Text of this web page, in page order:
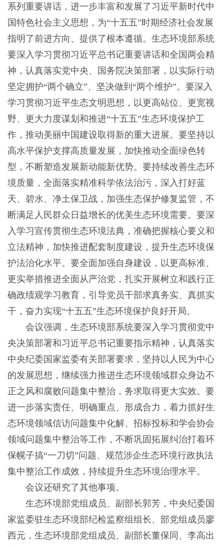
系列重要讲话，进一步丰富和发展了习近平新时代中
国特色社会主义思想，为“十五五”时期经济社会发展
指明了前进方向、提供了根本遵循。生态环境部系统
要深入学习贯彻习近平总书记重要讲话和全国两会精
神，认真落实党中央、国务院决策部署，以实际行动
坚定拥护“两个确立”、坚决做到“两个维护”。要深入
学习贯彻习近平生态文明思想，以更高站位、更宽视
野、更大力度谋划和推进“十五五”生态环境保护工
作，推动美丽中国建设取得新的重大进展。要坚持以
高水平保护支撑高质量发展，加快推动全面绿色转
型，不断塑造发展新动能新优势。要持续改善生态环
境质量，全面落实精准科学依法治污，深入打好蓝
天、碧水、净土保卫战，加强生态保护修复监管，不
断满足人民群众日益增长的优美生态环境需要。要深
入学习宣传贯彻生态环境法典，准确把握核心要义和
立法精神，加快推进配套制度建设，提升生态环境保
护法治化水平。要全面加强自身建设，以更高标准、
更实举措推进全面从严治党，扎实开展树立和践行正
确政绩观学习教育，引导党员干部求真务实、真抓实
干，奋力实现“十五五”生态环境保护良好开局。
会议强调，生态环境部系统要深入学习贯彻党中
央决策部署和习近平总书记重要指示精神，认真落实
中央纪委国家监委有关部署要求，坚持以人民为中心
的发展思想，继续强力推进生态环境领域群众身边不
正之风和腐败问题集中整治，务求取得更大实效。要
进一步落实责任、明确重点、形成合力，着力抓好生
态环境领域信访问题集中化解、招标投标和学会协会
领域问题集中整治等工作，不断巩固拓展纠治打着环
保幌子搞“一刀切”问题、规范涉企生态环境行政执法
集中整治工作成效，持续提升生态环境治理水平。
会议还研究了其他事项。
生态环境部党组成员、副部长郭芳，中央纪委国
家监委驻生态环境部纪检监察组组长、部党组成员廖
西元，生态环境部党组成员、副部长董保同、李高出